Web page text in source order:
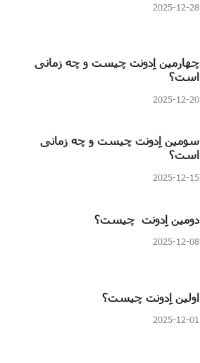
2025-12-28
چهارمین اِدونت چیست و چه زمانی
است؟
2025-12-20
سومین اِدونت چیست و چه زمانی
است؟
2025-12-15
دومین اِدونت چیست؟
2025-12-08
اولین اِدونت چیست؟
2025-12-01